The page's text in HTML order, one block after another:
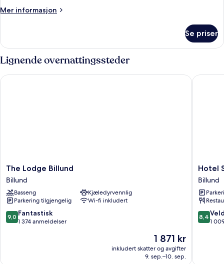
Mer informasjon
Mer
Plus
6
Se priser
Lignende overnattingssteder
The
Lodge
Billund
Billund
The Lodge Billund
Billund
Basseng
Kjæledyrvennlig
Parkering tilgjengelig
Wi-fi inkludert
9.0
av
9,0 Fantastisk
1 374 anmeldelser
Prisen
1 871 kr
1 871 kr
inkludert skatter og avgifter
9. sep.–10. sep.
The Lodge Billund
Hotel
Svanen,
Stays
&
BW
Hotel
Billund
8.4
av
8,4
1
Hotel